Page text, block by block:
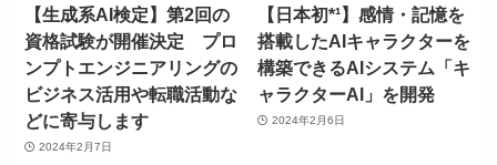
【生成系AI検定】第2回の
資格試験が開催決定 プロ
ンプトエンジニアリングの
ビジネス活用や転職活動な
どに寄与します
2024年2月7日
【日本初*¹】感情・記憶を
搭載したAIキャラクターを
構築できるAIシステム「キ
ャラクターAI」を開発
2024年2月6日